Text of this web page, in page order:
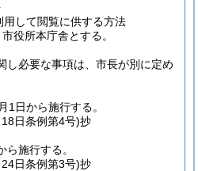
用して閲覧に供する方法
役所本庁舎とする。
し必要な事項は、市長が別に定め
1日から施行する。
日条例第4号)抄
ら施行する。
日条例第3号)抄